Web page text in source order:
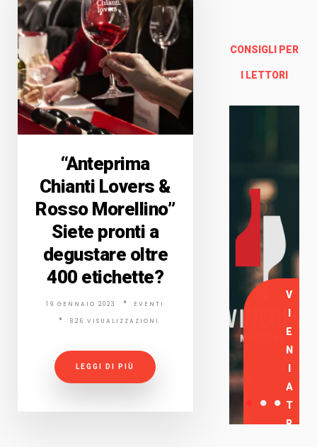
“Anteprima
Chianti Lovers &
Rosso Morellino”
Siete pronti a
degustare oltre
400 etichette?
19 GENNAIO 2023 EVENTI
826 VISUALIZZAZIONI
LEGGI DI PIÙ
CONSIGLI PER
I LETTORI
nze
Enoteca Online e al dettaglio
V
E
N
A
T
R